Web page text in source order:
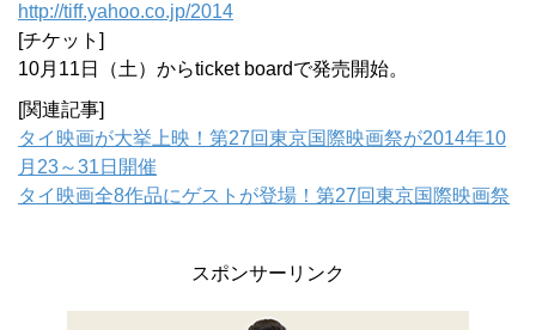
http://tiff.yahoo.co.jp/2014
[チケット]
10月11日（土）からticket boardで発売開始。
[関連記事]
タイ映画が大挙上映！第27回東京国際映画祭が2014年10
月23～31日開催
タイ映画全8作品にゲストが登場！第27回東京国際映画祭
スポンサーリンク